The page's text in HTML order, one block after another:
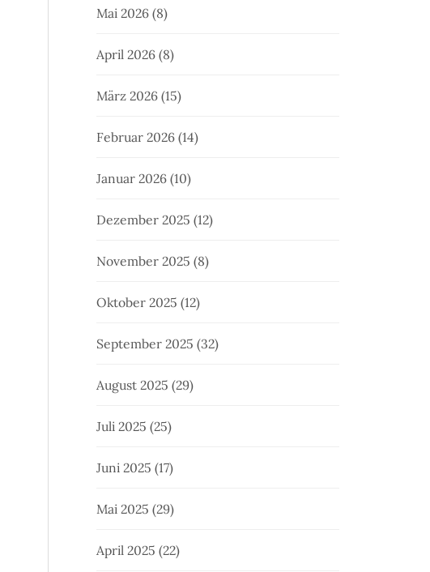
Mai 2026 (8)
April 2026 (8)
März 2026 (15)
Februar 2026 (14)
Januar 2026 (10)
Dezember 2025 (12)
November 2025 (8)
Oktober 2025 (12)
September 2025 (32)
August 2025 (29)
Juli 2025 (25)
Juni 2025 (17)
Mai 2025 (29)
April 2025 (22)